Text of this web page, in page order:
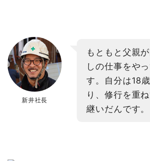
新井社長
もともと父親
しの仕事をや
す。自分は18
り、修行を重
継いだんです。